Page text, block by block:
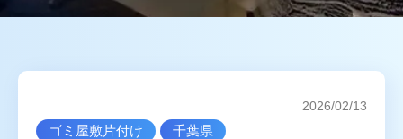
採用情報 よくあるご質問
ゴミ屋敷片付け 千葉県
2026/02/13